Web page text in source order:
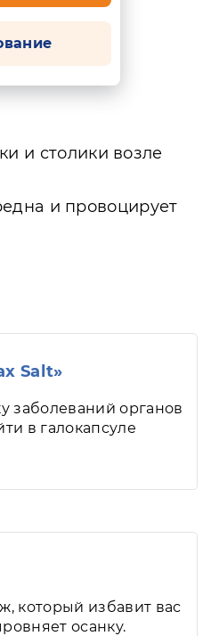
и столики возле
и провоцирует
Salt»
заболеваний органов
в галокапсуле
который избавит вас
осанку.